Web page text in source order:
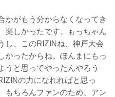
がもう分からなくなってき
楽しかったです。もっちゃん
し、このRIZINね、神戸大会
かったからね。ほんまにもっ
うと思ってやったんやろう
の力になれればと思っ
もちろんファンのため、アン